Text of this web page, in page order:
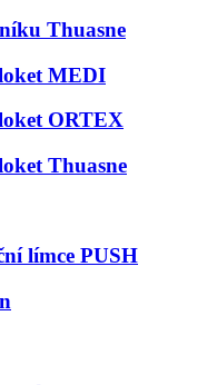
Thuasne
MEDI
ORTEX
Thuasne
límce PUSH